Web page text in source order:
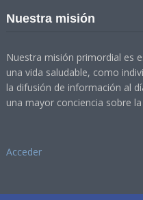
Nuestra misión
Nuestra misión primordial es
una vida saludable, como
la difusión de información al
una mayor conciencia sobre
Acceder